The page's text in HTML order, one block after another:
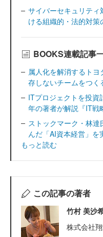
サイバーセキュリテ
ける組織的・法的対策
BOOKS連載記事
属人化を解消するト
存しないチームをつ
ITプロジェクトを投資
年の著者が解説『IT戦
ストックマーク・林
んだ「AI資本経営」を
もっと読む
この記事の著者
竹村 美沙
株式会社